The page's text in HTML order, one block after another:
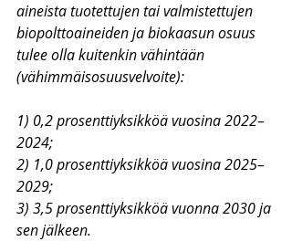
aineista tuotettujen tai valmistettujen
biopolttoaineiden ja biokaasun osuus
tulee olla kuitenkin vähintään
(vähimmäisosuusvelvoite):
1) 0,2 prosenttiyksikköä vuosina 2022–
2024;
2) 1,0 prosenttiyksikköä vuosina 2025–
2029;
3) 3,5 prosenttiyksikköä vuonna 2030 ja
sen jälkeen.